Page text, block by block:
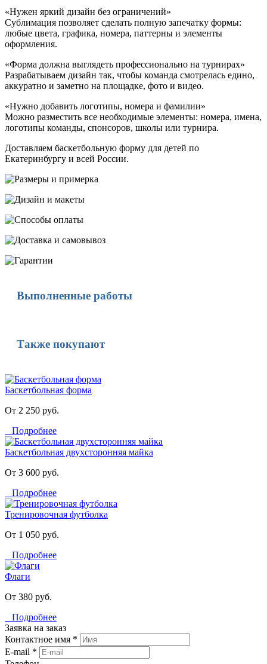
«Нужен яркий дизайн без ограничений»
Сублимация позволяет сделать полную запечатку формы:
любые цвета, графика, номера, паттерны и элементы
оформления.
«Форма должна выглядеть профессионально на турнирах»
Разрабатываем дизайн так, чтобы команда смотрелась едино,
аккуратно и заметно на площадке, фото и видео.
«Нужно добавить логотипы, номера и фамилии»
Можно разместить все необходимые элементы: номера, имена,
логотипы команды, спонсоров, школы или турнира.
Доставляем баскетбольную форму для детей по
Екатеринбургу и всей России.
Выполненные работы
Также покупают
Баскетбольная форма
От 2 250 руб.
Подробнее
Баскетбольная двухсторонняя майка
От 3 600 руб.
Подробнее
Тренировочная футболка
От 1 050 руб.
Подробнее
Флаги
От 380 руб.
Подробнее
Заявка на заказ
Контактное имя *
E-mail *